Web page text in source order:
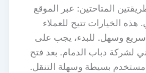
المتاحتين: عبر الموقع
الخيارات تتيح للعملاء
وسهل. للبدء، يجب على
لشركة دباب الدمام. بعد فتح
بسيطة وسهلة التنقل.